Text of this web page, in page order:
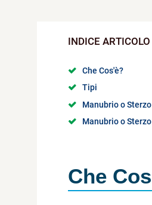
Che Cos'è?
Tipi
Manubrio o
Manubrio o
Che